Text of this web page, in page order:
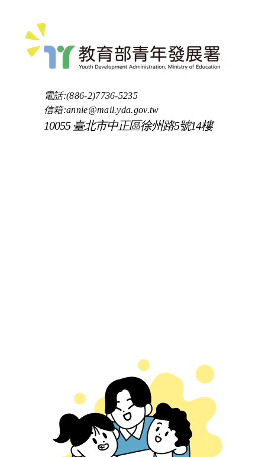
電話:(886-2)7736-5235
信箱:annie@mail.yda.gov.tw
10055 臺北市中正區徐州路5號14樓